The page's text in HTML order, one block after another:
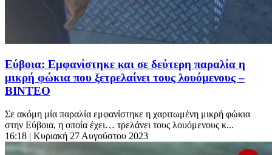
Εύβοια: Εμφανίστηκε και σε δεύτερη παραλία η
μικρή φώκια που ξετρελαίνει τους λουόμενους –
ΒΙΝΤΕΟ
Σε ακόμη μία παραλία εμφανίστηκε η χαριτωμένη μικρή φώκια
στην Εύβοια, η οποία έχει… τρελάνει τους λουόμενους κ...
16:18 | Κυριακή 27 Αυγούστου 2023